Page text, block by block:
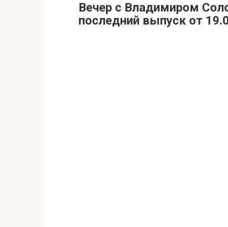
Вечер с Владимиром
последний выпуск от